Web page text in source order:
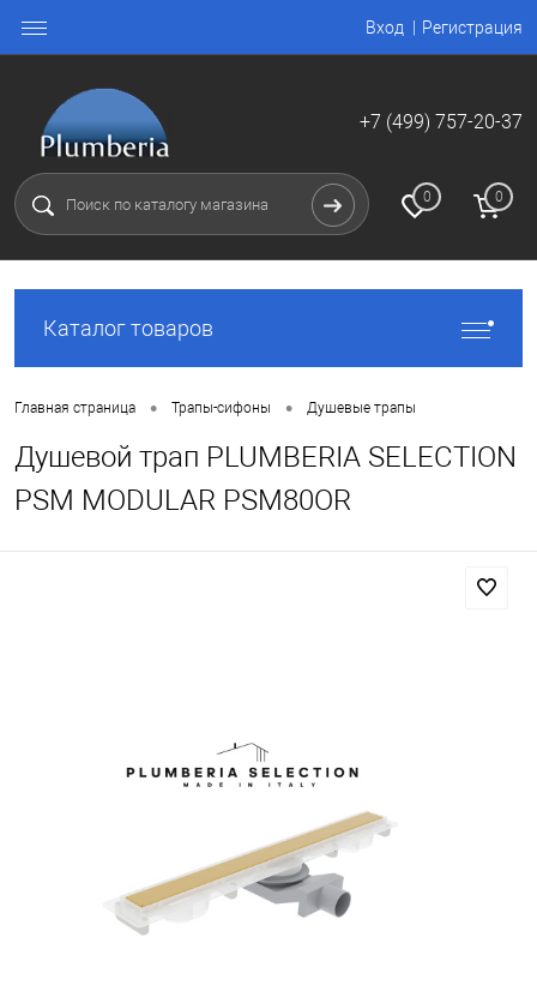
Вход Регистрация
+7 (499) 757-20-37
0 0
Каталог товаров
Главная страница • Трапы-сифоны • Душевые трапы
Душевой трап PLUMBERIA SELECTION
PSM MODULAR PSM80OR